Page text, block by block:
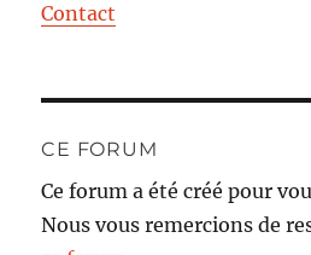
Contact
CE FORUM
Ce forum a été créé pour
Nous vous remercions de